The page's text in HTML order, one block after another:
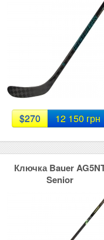
$270 12 150 грн
Ключка Bauer
Senior